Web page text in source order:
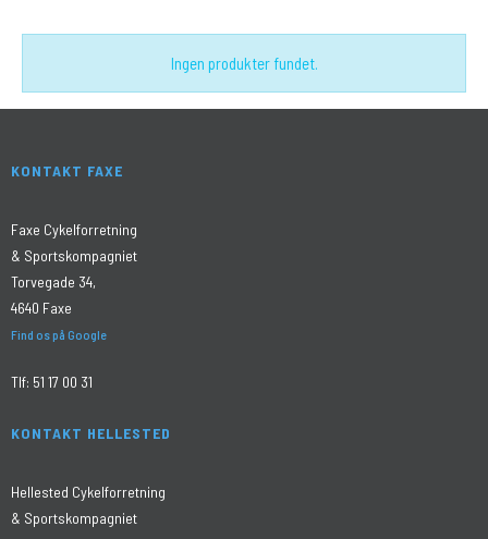
Ingen produkter fundet.
KONTAKT FAXE
Faxe Cykelforretning
& Sportskompagniet
Torvegade 34,
4640 Faxe
Find os på Google
Tlf: 51 17 00 31
KONTAKT HELLESTED
Hellested Cykelforretning
& Sportskompagniet